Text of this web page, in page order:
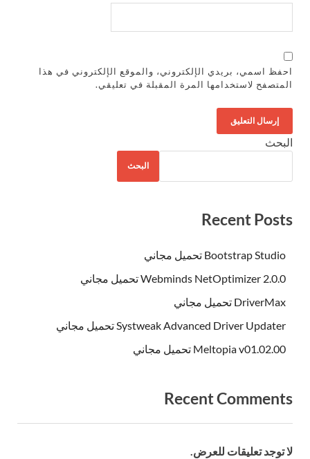
احفظ اسمي، بريدي الإلكتروني، والموقع الإلكتروني في هذا
المتصفح لاستخدامها المرة المقبلة في تعليقي.
البحث
البحث
Recent Posts
Bootstrap Studio تحميل مجاني
Webminds NetOptimizer 2.0.0 تحميل مجاني
DriverMax تحميل مجاني
Systweak Advanced Driver Updater تحميل مجاني
Meltopia v01.02.00 تحميل مجاني
Recent Comments
لا توجد تعليقات للعرض.